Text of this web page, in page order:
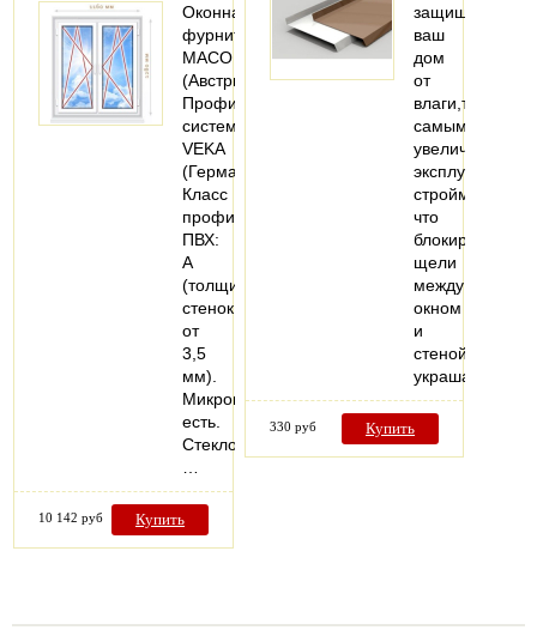
Оконная
фурнитура
MACO
(Австрия).
Профильная
система:
VEKA
(Германия).
Класс
профиля
ПВХ:
А
(толщина
стенок
от
3,5
мм).
Микропроветривание:
есть.
Стеклопакеты:
10 142 руб Купить
защищает
ваш
дом
от
влаги,тем
самым
увеличивают
эксплуатацию
что
блокируют
щели
между
окном
и
стеной,также
украшают…
330 руб Купить